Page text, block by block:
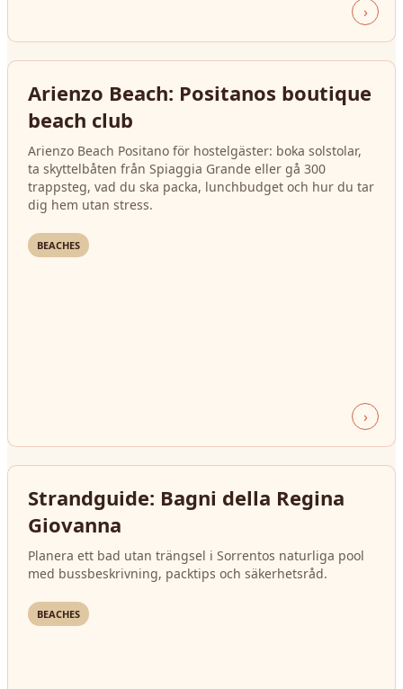
›
Arienzo Beach: Positanos boutique
beach club
Arienzo Beach Positano för hostelgäster: boka solstolar,
ta skyttelbåten från Spiaggia Grande eller gå 300
trappsteg, vad du ska packa, lunchbudget och hur du tar
dig hem utan stress.
BEACHES
›
Strandguide: Bagni della Regina
Giovanna
Planera ett bad utan trängsel i Sorrentos naturliga pool
med bussbeskrivning, packtips och säkerhetsråd.
BEACHES